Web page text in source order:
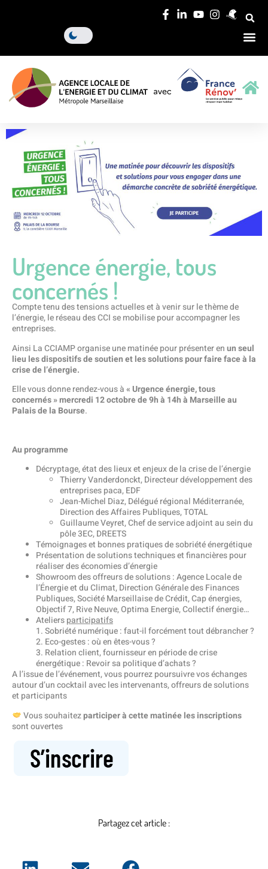
Urgence énergie, tous
concernés !
Compte tenu des tensions actuelles et à venir sur le thème de
l’énergie, le réseau des CCI se mobilise pour accompagner les
entreprises.
Ainsi La CCIAMP organise une matinée pour présenter enun seul
lieu les dispositifs de soutien et les solutions pour faire face à la
crise de l’énergie.
Elle vous donne rendez-vous à« Urgence énergie, tous
concernés » mercredi 12 octobre de 9h à 14h à Marseille au
Palais de la Bourse.
Au programme
Décryptage, état des lieux et enjeux de la crise de l’énergie
Thierry Vanderdonckt, Directeur développement des
entreprises paca, EDF
Jean-Michel Diaz, Délégué régional Méditerranée,
Direction des Affaires Publiques, TOTAL
Guillaume Veyret, Chef de service adjoint au sein du
pôle 3EC, DREETS
Témoignages et bonnes pratiques de sobriété énergétique
Présentation de solutions techniques et financières pour
réaliser des économies d’énergie
Showroom des offreurs de solutions : Agence Locale de
l’Énergie et du Climat, Direction Générale des Finances
Publiques, Société Marseillaise de Crédit, Cap énergies,
Objectif 7, Rive Neuve, Optima Energie, Collectif énergie…
Ateliersparticipatifs
1. Sobriété numérique : faut-il forcément tout débrancher ?
2. Eco-gestes : où en êtes-vous ?
3. Relation client, fournisseur en période de crise
énergétique : Revoir sa politique d’achats ?
A l’issue de l’événement, vous pourrez poursuivre vos échanges
autour d’un cocktail avec les intervenants, offreurs de solutions
et participants
Vous souhaitezparticiper à cette matinée les inscriptions
sont ouvertes
Partagez cet article :